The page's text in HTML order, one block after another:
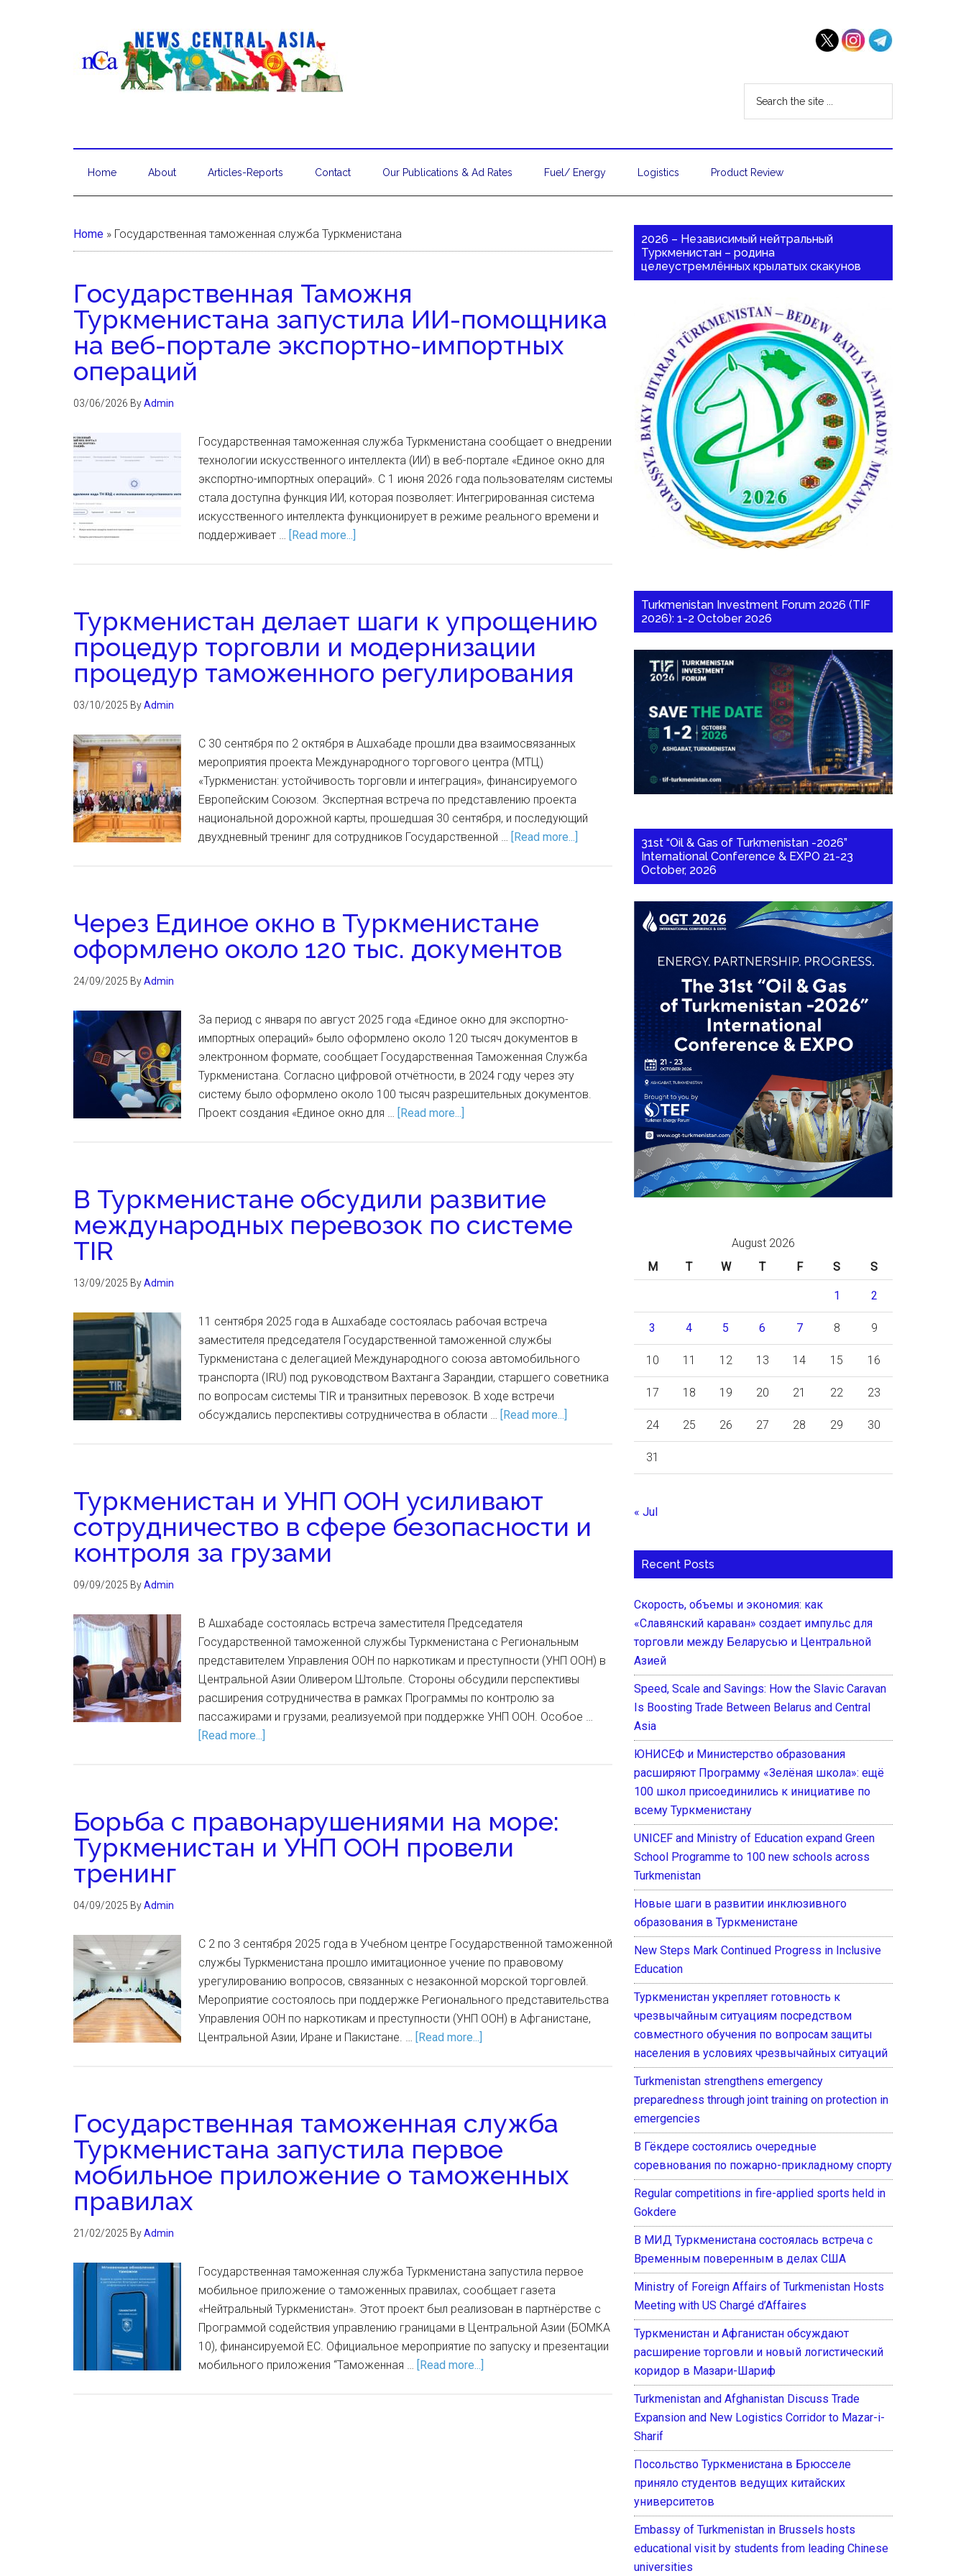
Home About Articles-Reports Contact Our Publications & Ad Rates Fuel/ Energy Logistics Product Review
Home » Государственная таможенная служба Туркменистана
Государственная Таможня
Туркменистана запустила ИИ-помощника
на веб-портале экспортно-импортных
операций
03/06/2026 ByAdmin
Государственная таможенная служба Туркменистана сообщает о внедрении
технологии искусственного интеллекта (ИИ) в веб-портале «Единое окно для
экспортно-импортных операций». С 1 июня 2026 года пользователям системы
стала доступна функция ИИ, которая позволяет: Интегрированная система
искусственного интеллекта функционирует в режиме реального времени и
поддерживает … [Read more...]
Туркменистан делает шаги к упрощению
процедур торговли и модернизации
процедур таможенного регулирования
03/10/2025 ByAdmin
С 30 сентября по 2 октября в Ашхабаде прошли два взаимосвязанных
мероприятия проекта Международного торгового центра (МТЦ)
«Туркменистан: устойчивость торговли и интеграция», финансируемого
Европейским Союзом. Экспертная встреча по представлению проекта
национальной дорожной карты, прошедшая 30 сентября, и последующий
двухдневный тренинг для сотрудников Государственной … [Read more...]
Через Единое окно в Туркменистане
оформлено около 120 тыс. документов
24/09/2025 ByAdmin
За период с января по август 2025 года «Единое окно для экспортно-
импортных операций» было оформлено около 120 тысяч документов в
электронном формате, сообщает Государственная Таможенная Служба
Туркменистана. Согласно цифровой отчётности, в 2024 году через эту
систему было оформлено около 100 тысяч разрешительных документов.
Проект создания «Единое окно для … [Read more...]
В Туркменистане обсудили развитие
международных перевозок по системе
TIR
13/09/2025 ByAdmin
11 сентября 2025 года в Ашхабаде состоялась рабочая встреча
заместителя председателя Государственной таможенной службы
Туркменистана с делегацией Международного союза автомобильного
транспорта (IRU) под руководством Вахтанга Зарандии, старшего советника
по вопросам системы TIR и транзитных перевозок. В ходе встречи
обсуждались перспективы сотрудничества в области … [Read more...]
Туркменистан и УНП ООН усиливают
сотрудничество в сфере безопасности и
контроля за грузами
09/09/2025 ByAdmin
В Ашхабаде состоялась встреча заместителя Председателя
Государственной таможенной службы Туркменистана с Региональным
представителем Управления ООН по наркотикам и преступности (УНП ООН) в
Центральной Азии Оливером Штольпе. Стороны обсудили перспективы
расширения сотрудничества в рамках Программы по контролю за
пассажирами и грузами, реализуемой при поддержке УНП ООН. Особое …
[Read more...]
Борьба с правонарушениями на море:
Туркменистан и УНП ООН провели
тренинг
04/09/2025 ByAdmin
С 2 по 3 сентября 2025 года в Учебном центре Государственной таможенной
службы Туркменистана прошло имитационное учение по правовому
урегулированию вопросов, связанных с незаконной морской торговлей.
Мероприятие состоялось при поддержке Регионального представительства
Управления ООН по наркотикам и преступности (УНП ООН) в Афганистане,
Центральной Азии, Иране и Пакистане. … [Read more...]
Государственная таможенная служба
Туркменистана запустила первое
мобильное приложение о таможенных
правилах
21/02/2025 ByAdmin
Государственная таможенная служба Туркменистана запустила первое
мобильное приложение о таможенных правилах, сообщает газета
«Нейтральный Туркменистан». Этот проект был реализован в партнёрстве с
Программой содействия управлению границами в Центральной Азии (БОМКА
10), финансируемой ЕС. Официальное мероприятие по запуску и презентации
мобильного приложения “Таможенная … [Read more...]
2026 – Независимый нейтральный
Туркменистан – родина
целеустремлённых крылатых скакунов
Turkmenistan Investment Forum 2026 (TIF
2026): 1-2 October 2026
31st “Oil & Gas of Turkmenistan -2026”
International Conference & EXPO 21-23
October, 2026
August 2026
M
T W T F S S
1 2
3 4 5 6 7 8 9
10 11 12 13 14 15 16
17 18 19 20 21 22 23
24 25 26 27 28 29 30
31
« Jul
Recent Posts
Скорость, объемы и экономия: как
«Славянский караван» создает импульс для
торговли между Беларусью и Центральной
Азией
Speed, Scale and Savings: How the Slavic Caravan
Is Boosting Trade Between Belarus and Central
Asia
ЮНИСЕФ и Министерство образования
расширяют Программу «Зелёная школа»: ещё
100 школ присоединились к инициативе по
всему Туркменистану
UNICEF and Ministry of Education expand Green
School Programme to 100 new schools across
Turkmenistan
Новые шаги в развитии инклюзивного
образования в Туркменистане
New Steps Mark Continued Progress in Inclusive
Education
Туркменистан укрепляет готовность к
чрезвычайным ситуациям посредством
совместного обучения по вопросам защиты
населения в условиях чрезвычайных ситуаций
Turkmenistan strengthens emergency
preparedness through joint training on protection in
emergencies
В Гёкдере состоялись очередные
соревнования по пожарно-прикладному спорту
Regular competitions in fire-applied sports held in
Gokdere
В МИД Туркменистана состоялась встреча с
Временным поверенным в делах США
Ministry of Foreign Affairs of Turkmenistan Hosts
Meeting with US Chargé d’Affaires
Туркменистан и Афганистан обсуждают
расширение торговли и новый логистический
коридор в Мазари-Шариф
Turkmenistan and Afghanistan Discuss Trade
Expansion and New Logistics Corridor to Mazar-i-
Sharif
Посольство Туркменистана в Брюсселе
приняло студентов ведущих китайских
университетов
Embassy of Turkmenistan in Brussels hosts
educational visit by students from leading Chinese
universities